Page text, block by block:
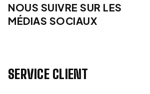
NOUS SUIVRE SUR LES
MÉDIAS SOCIAUX
SERVICE CLIENT